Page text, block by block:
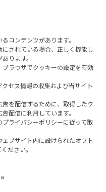
コンテンツがあります。
されている場合、正しく機能し
ります。
ラウザでクッキーの設定を有効
セス情報の収集および当サイト
を配信するために、取得したク
配信に利用しています。
ライバシーポリシーに従って取
ブサイト内に設けられたオプト
ださい。